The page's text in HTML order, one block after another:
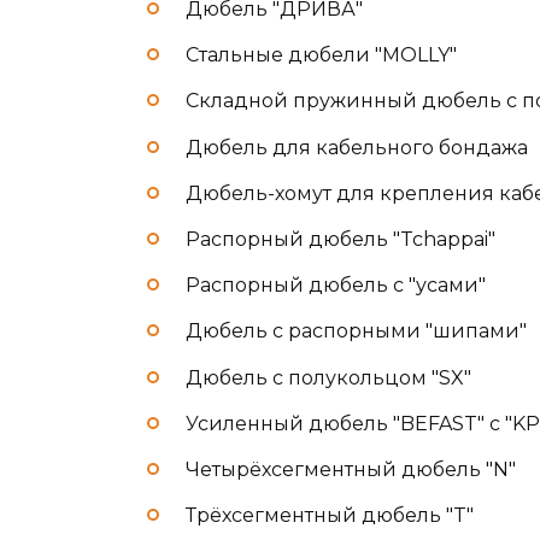
Дюбель "ДРИВА"
Стальные дюбели "MOLLY"
Складной пружинный дюбель с
Дюбель для кабельного бондажа
Дюбель-хомут для крепления
Распорный дюбель "Tchappai"
Распорный дюбель с "усами"
Дюбель с распорными "шипами"
Дюбель с полукольцом "SX"
Усиленный дюбель "BEFAST" с
Четырёхсегментный дюбель "N"
Трёхсегментный дюбель "T"